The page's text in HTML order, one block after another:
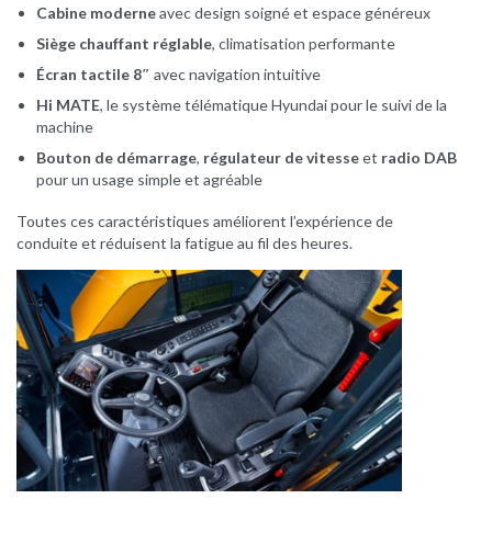
Cabine moderneavec design soigné et espace généreux
Siège chauffant réglable, climatisation performante
Écran tactile 8″ avec navigation intuitive
Hi MATE, le système télématique Hyundai pour le suivi de la
machine
Bouton de démarrage, régulateur de vitesseet radio DAB
pour un usage simple et agréable
Toutes ces caractéristiques améliorent l’expérience de
conduite et réduisent la fatigue au fil des heures.